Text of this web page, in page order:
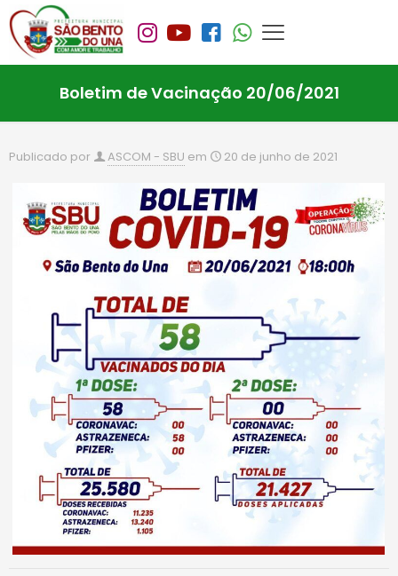
Boletim de Vacinação 20/06/2021
Publicado por ASCOM - SBU em 20 de junho de 2021